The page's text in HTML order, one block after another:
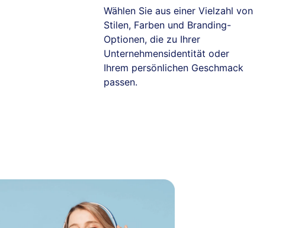
Wählen Sie aus einer Vielzahl von
Stilen, Farben und Branding-
Optionen, die zu Ihrer
Unternehmensidentität oder
Ihrem persönlichen Geschmack
passen.